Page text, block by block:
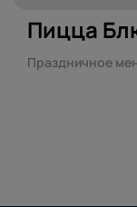
Пицца
Праздничное